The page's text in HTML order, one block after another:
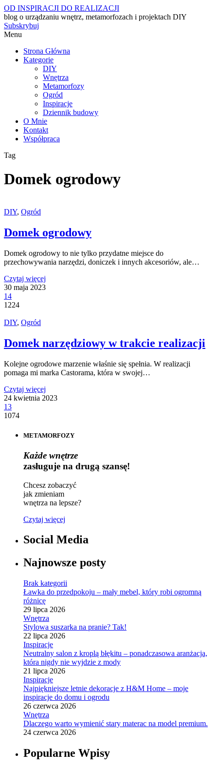
OD INSPIRACJI DO REALIZACJI
blog o urządzaniu wnętrz, metamorfozach i projektach DIY
Subskrybuj
Menu
Strona Główna
Kategorie
DIY
Wnętrza
Metamorfozy
Ogród
Inspiracje
Dziennik budowy
O Mnie
Kontakt
Współpraca
Tag
Domek ogrodowy
DIY, Ogród
Domek ogrodowy
Domek ogrodowy to nie tylko przydatne miejsce do
przechowywania narzędzi, doniczek i innych akcesoriów, ale…
Czytaj więcej
30 maja 2023
14
1224
DIY, Ogród
Domek narzędziowy w trakcie realizacji
Kolejne ogrodowe marzenie właśnie się spełnia. W realizacji
pomaga mi marka Castorama, która w swojej…
Czytaj więcej
24 kwietnia 2023
13
1074
METAMORFOZY
Każde wnętrze
zasługuje na drugą szansę!
Chcesz zobaczyć
jak zmieniam
wnętrza na lepsze?
Czytaj więcej
Social Media
Najnowsze posty
Brak kategorii
Ławka do przedpokoju – mały mebel, który robi ogromną
różnicę
29 lipca 2026
Wnętrza
Stylowa suszarka na pranie? Tak!
22 lipca 2026
Inspiracje
Neutralny salon z kroplą błękitu – ponadczasowa aranżacja,
która nigdy nie wyjdzie z mody
21 lipca 2026
Inspiracje
Najpiękniejsze letnie dekoracje z H&M Home – moje
inspiracje do domu i ogrodu
26 czerwca 2026
Wnętrza
Dlaczego warto wymienić stary materac na model premium.
24 czerwca 2026
Popularne Wpisy